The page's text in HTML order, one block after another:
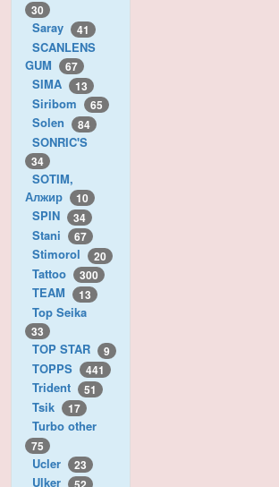
30
Saray 41
SCANLENS
GUM
67
SIMA 13
Siribom 65
Solen 84
SONRIC'S
34
SOTIM,
Алжир
10
SPIN 34
Stani 67
Stimorol 20
Tattoo 300
TEAM 13
Top Seika
33
TOP STAR 9
TOPPS 441
Trident 51
Tsik 17
Turbo other
75
Ucler 23
Ulker